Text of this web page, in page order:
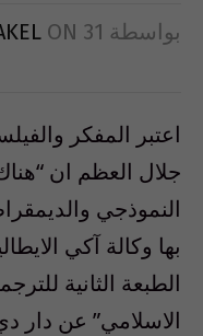
بواسطة ON 31 يوليو 2007
اعتبر المفكر
جلال العظم ان
النموذجي
بها وكالة آكي
الطبعة الثانية
الاسلامي” عن دار